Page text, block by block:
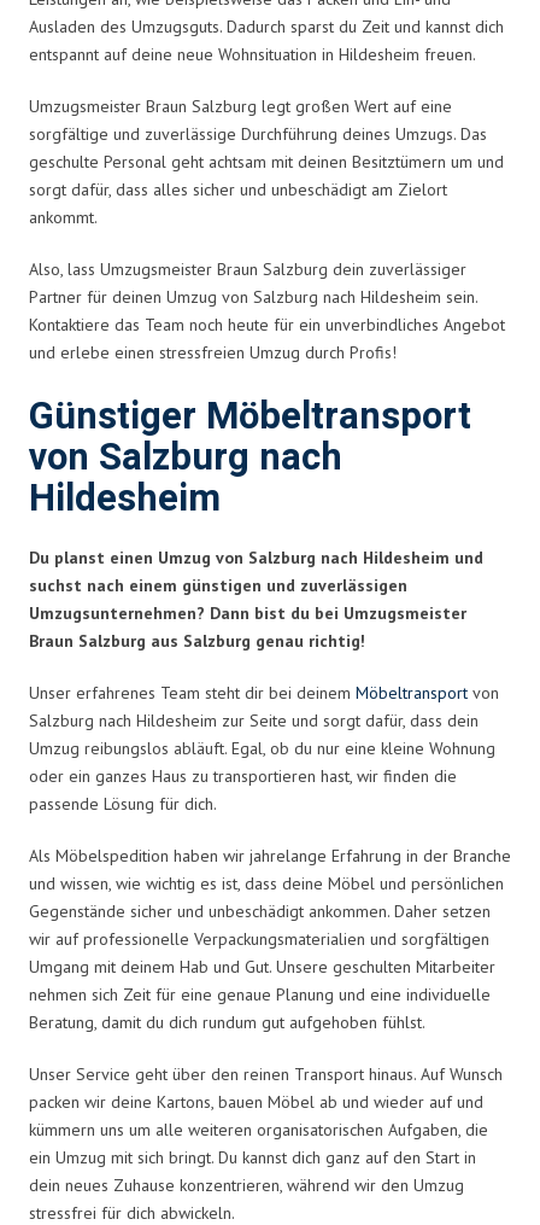
Ausladen des Umzugsguts. Dadurch sparst du Zeit und kannst dich
entspannt auf deine neue Wohnsituation in Hildesheim freuen.
Umzugsmeister Braun Salzburg legt großen Wert auf eine
sorgfältige und zuverlässige Durchführung deines Umzugs. Das
geschulte Personal geht achtsam mit deinen Besitztümern um und
sorgt dafür, dass alles sicher und unbeschädigt am Zielort
ankommt.
Also, lass Umzugsmeister Braun Salzburg dein zuverlässiger
Partner für deinen Umzug von Salzburg nach Hildesheim sein.
Kontaktiere das Team noch heute für ein unverbindliches Angebot
und erlebe einen stressfreien Umzug durch Profis!
Günstiger Möbeltransport
von Salzburg nach
Hildesheim
Du planst einen Umzug von Salzburg nach Hildesheim und
suchst nach einem günstigen und zuverlässigen
Umzugsunternehmen? Dann bist du bei Umzugsmeister
Braun Salzburg aus Salzburg genau richtig!
Unser erfahrenes Team steht dir bei deinem Möbeltransport von
Salzburg nach Hildesheim zur Seite und sorgt dafür, dass dein
Umzug reibungslos abläuft. Egal, ob du nur eine kleine Wohnung
oder ein ganzes Haus zu transportieren hast, wir finden die
passende Lösung für dich.
Als Möbelspedition haben wir jahrelange Erfahrung in der Branche
und wissen, wie wichtig es ist, dass deine Möbel und persönlichen
Gegenstände sicher und unbeschädigt ankommen. Daher setzen
wir auf professionelle Verpackungsmaterialien und sorgfältigen
Umgang mit deinem Hab und Gut. Unsere geschulten Mitarbeiter
nehmen sich Zeit für eine genaue Planung und eine individuelle
Beratung, damit du dich rundum gut aufgehoben fühlst.
Unser Service geht über den reinen Transport hinaus. Auf Wunsch
packen wir deine Kartons, bauen Möbel ab und wieder auf und
kümmern uns um alle weiteren organisatorischen Aufgaben, die
ein Umzug mit sich bringt. Du kannst dich ganz auf den Start in
dein neues Zuhause konzentrieren, während wir den Umzug
stressfrei für dich abwickeln.